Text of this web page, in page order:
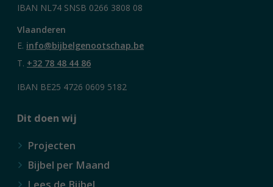
IBAN NL74 SNSB 0266 3808 08
Vlaanderen
E. info@bijbelgenootschap.be
T. +32 78 48 44 86
IBAN BE25 4726 0609 5182
Dit doen wij
Projecten
Bijbel per Maand